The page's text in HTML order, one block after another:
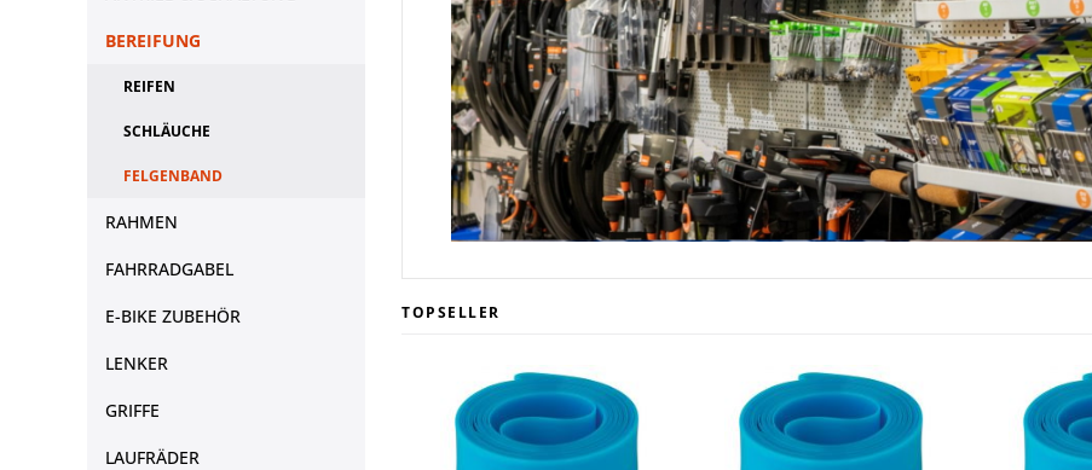
BEREIFUNG
REIFEN
SCHLÄUCHE
FELGENBAND
RAHMEN
FAHRRADGABEL
E-BIKE ZUBEHÖR
LENKER
GRIFFE
LAUFRÄDER
TOPSELLER